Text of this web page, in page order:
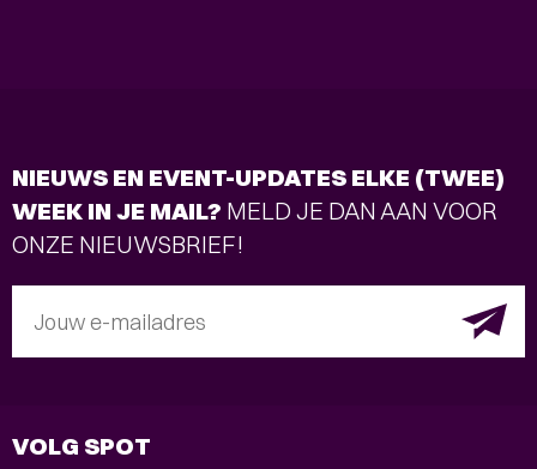
NIEUWS EN EVENT-UPDATES ELKE (TWEE)
WEEK IN JE MAIL? MELD JE DAN AAN VOOR
ONZE NIEUWSBRIEF!
Jouw e-mailadres
VOLG SPOT